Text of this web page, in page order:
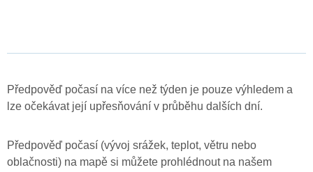
Předpověď počasí na více než týden je pouze výhledem a
lze očekávat její upřesňování v průběhu dalších dní.
Předpověď počasí (vývoj srážek, teplot, větru nebo
oblačnosti) na mapě si můžete prohlédnout na našem